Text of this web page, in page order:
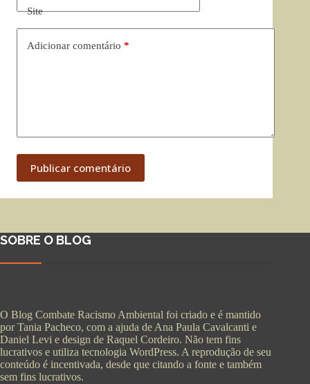
Site
Adicionar comentário *
Publicar comentário
SOBRE O BLOG
O Blog Combate Racismo Ambiental foi criado e é mantido
por Tania Pacheco, com a ajuda de Ana Paula Cavalcanti e
Daniel Levi e design de Raquel Cordeiro. Não tem fins
lucrativos e utiliza tecnologia WordPress. A reprodução de seu
conteúdo é incentivada, desde que citando a fonte e também
sem fins lucrativos.